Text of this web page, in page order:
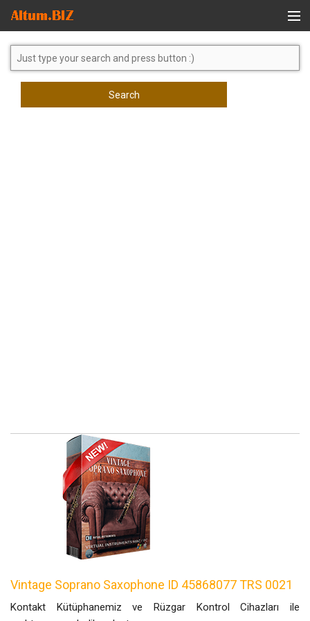
Global Search
Search
Vintage Soprano Saxophone ID 45868077 TRS 0021
Kontakt Kütüphanemiz ve Rüzgar Kontrol Cihazları ile